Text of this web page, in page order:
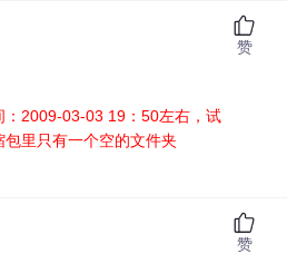
：2009-03-03 19：50左右，试
里只有一个空的文件夹
赞
赞